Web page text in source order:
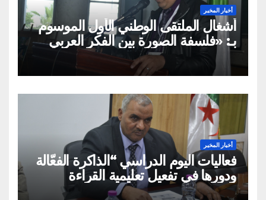
أخبار المخبر
أشغال الملتقى الوطني الأول الموسوم
بـ: «فلسفة الصورة بين الفكر العربي
الإسلامي والفكر الغربي: من
الميتافيزيقيا المتعالية إلى الممارسة
أخبار المخبر
فعاليات اليوم الدراسي “الذاكرة الفعّالة
ودورها في تفعيل تعليمية القراءة
السريعة والقراءة التصويرية”